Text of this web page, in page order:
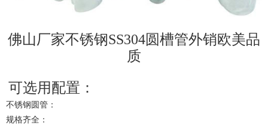
佛山厂家不锈钢SS304圆槽管外销欧美品
质
可选用配置：
不锈钢圆管：
规格齐全：